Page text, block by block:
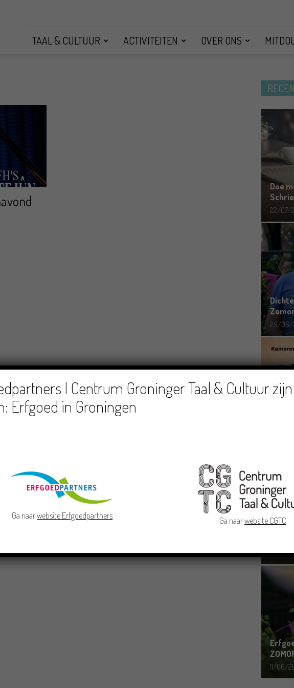
TAAL & CULTUUR ACTIVITEITEN OVER ONS
Doe
22/07/
29/06/
19/06/
11/06/
| Centrum Groninger Taal & Cultuur
Erfgoed in Groningen
Ga naarwebsite Erfgoedpartners
Ga naarwebsite CGTC